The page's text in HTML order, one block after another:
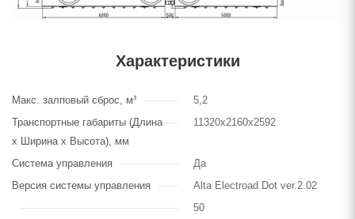
Характеристики
Макс. залповый сброс, м³
5,2
Транспортные габариты (Длина
х Ширина х Высота), мм
11320х2160х2592
Система управления
Да
Версия системы управления
Alta Electroad Dot ver.2.02
50